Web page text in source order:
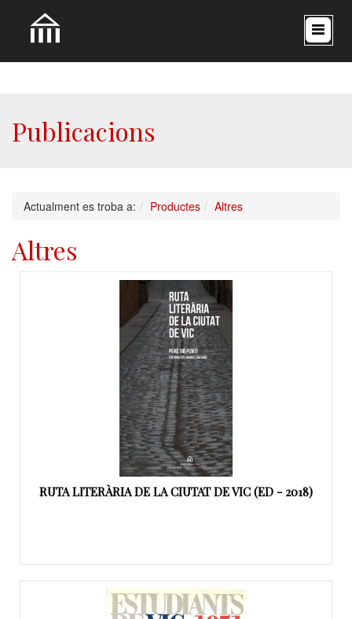
Publicacions
Actualment es troba a: Productes Altres
Altres
RUTA LITERÀRIA DE LA CIUTAT DE VIC (ED - 2018)